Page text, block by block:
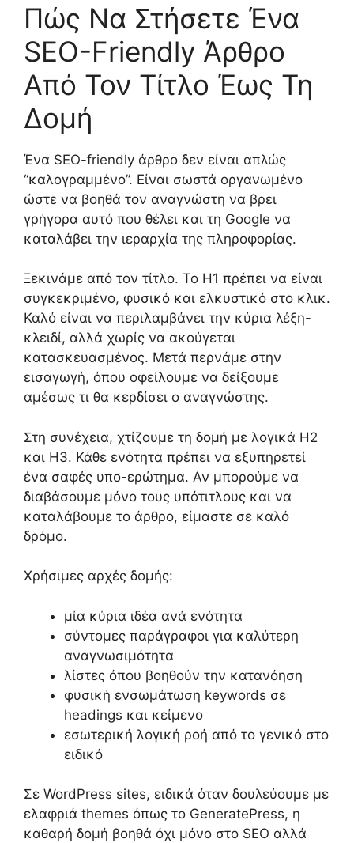
Πώς Να Στήσετε Ένα
SEO-Friendly Άρθρο
Από Τον Τίτλο Έως Τη
Δομή
Ένα SEO-friendly άρθρο δεν είναι απλώς
“καλογραμμένο”. Είναι σωστά οργανωμένο
ώστε να βοηθά τον αναγνώστη να βρει
γρήγορα αυτό που θέλει και τη Google να
καταλάβει την ιεραρχία της πληροφορίας.
Ξεκινάμε από τον τίτλο. Το H1 πρέπει να είναι
συγκεκριμένο, φυσικό και ελκυστικό στο κλικ.
Καλό είναι να περιλαμβάνει την κύρια λέξη-
κλειδί, αλλά χωρίς να ακούγεται
κατασκευασμένος. Μετά περνάμε στην
εισαγωγή, όπου οφείλουμε να δείξουμε
αμέσως τι θα κερδίσει ο αναγνώστης.
Στη συνέχεια, χτίζουμε τη δομή με λογικά H2
και H3. Κάθε ενότητα πρέπει να εξυπηρετεί
ένα σαφές υπο-ερώτημα. Αν μπορούμε να
διαβάσουμε μόνο τους υπότιτλους και να
καταλάβουμε το άρθρο, είμαστε σε καλό
δρόμο.
Χρήσιμες αρχές δομής:
μία κύρια ιδέα ανά ενότητα
σύντομες παράγραφοι για καλύτερη
αναγνωσιμότητα
λίστες όπου βοηθούν την κατανόηση
φυσική ενσωμάτωση keywords σε
headings και κείμενο
εσωτερική λογική ροή από το γενικό στο
ειδικό
Σε WordPress sites, ειδικά όταν δουλεύουμε με
ελαφριά themes όπως το GeneratePress, η
καθαρή δομή βοηθά όχι μόνο στο SEO αλλά